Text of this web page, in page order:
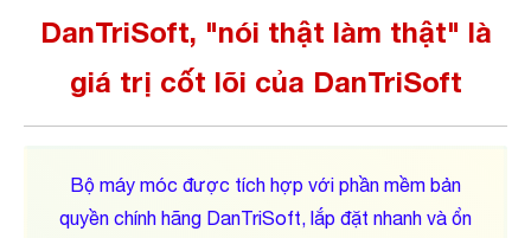
DanTriSoft, "nói thật làm thật" là
giá trị cốt lõi của DanTriSoft
Bộ máy móc được tích hợp với phần mềm bản
quyền chính hãng DanTriSoft, lắp đặt nhanh và ổn